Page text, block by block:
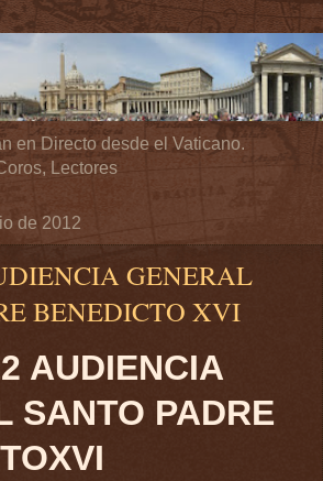
en Directo desde el Vaticano.
Lectores
de 2012
GENERAL
BENEDICTO XVI
AUDIENCIA
SANTO PADRE